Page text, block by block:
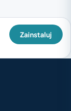
Zainstaluj